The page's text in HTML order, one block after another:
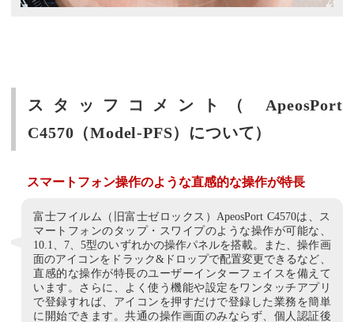
スタッフコメント（ ApeosPort
C4570（Model-PFS）について）
スマートフォン操作のような直感的な操作が特長
富士フイルム（旧富士ゼロックス）ApeosPort C4570は、ス
マートフォンのタップ・スワイプのような操作が可能な、
10.1、7、5型のいずれかの操作パネルを搭載。また、操作画
面のアイコンをドラック&ドロップで配置変更できるなど、
直感的な操作が特長のユーザーインターフェイスを備えて
います。さらに、よく使う機能や設定をワンタッチアプリ
で登録すれば、アイコンを押すだけで登録した業務を簡単
に開始できます。共通の操作画面のみならず、個人認証後